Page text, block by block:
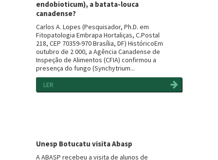
endobioticum), a batata-louca
canadense?
Carlos A. Lopes (Pesquisador, Ph.D. em
Fitopatologia Embrapa Hortaliças, C.Postal
218, CEP 70359-970 Brasília, DF) HistóricoEm
outubro de 2 000, a Agência Canadense de
Inspeção de Alimentos (CFIA) confirmou a
presença do fungo (Synchytrium...
LER
Unesp Botucatu visita Abasp
A ABASP recebeu a visita de alunos de